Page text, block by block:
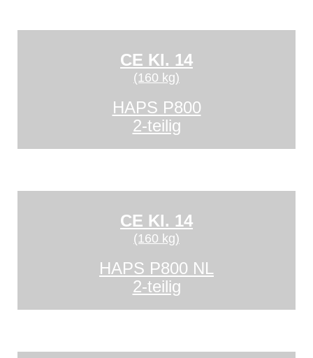
CE Kl. 14
(160 kg)
HAPS P800
2-teilig
CE Kl. 14
(160 kg)
HAPS P800 NL
2-teilig